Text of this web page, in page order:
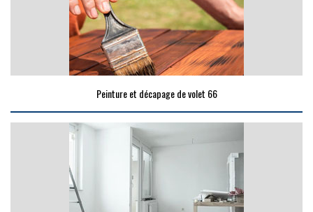
Peinture et décapage de volet 66